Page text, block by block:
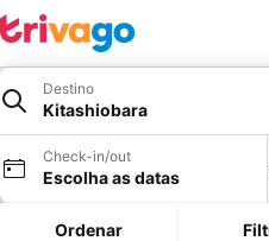
Destino
Kitashiobara
Check-in/out
Escolha as datas
Ordenar